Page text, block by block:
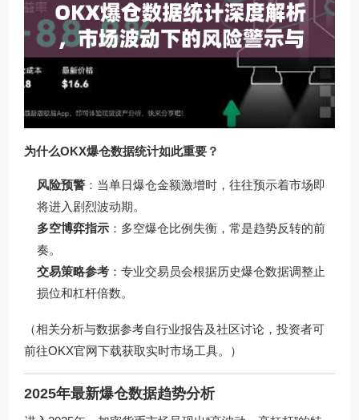
为什么OKX爆仓数据统计如此重要？
风险预警 ：当单日爆仓金额激增时，往往预示着市场即
将进入剧烈波动期。
多空博弈指示 ：多空爆仓比例失衡，常是趋势反转的前
奏。
交易策略参考 ：专业交易员会根据历史爆仓数据调整止
损位和杠杆倍数。
（相关分析与数据参考自行业报告及社区讨论，投资者可
前往OKX官网下载获取实时市场工具。）
2025年最新爆仓数据趋势分析